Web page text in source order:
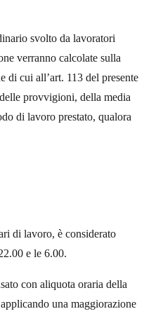
svolto da lavoratori
verranno calcolate sulla
di cui all’art. 113 del presente
provvigioni, della media
di lavoro prestato, qualora
di lavoro, è considerato
e le 6.00.
con aliquota oraria della
una maggiorazione